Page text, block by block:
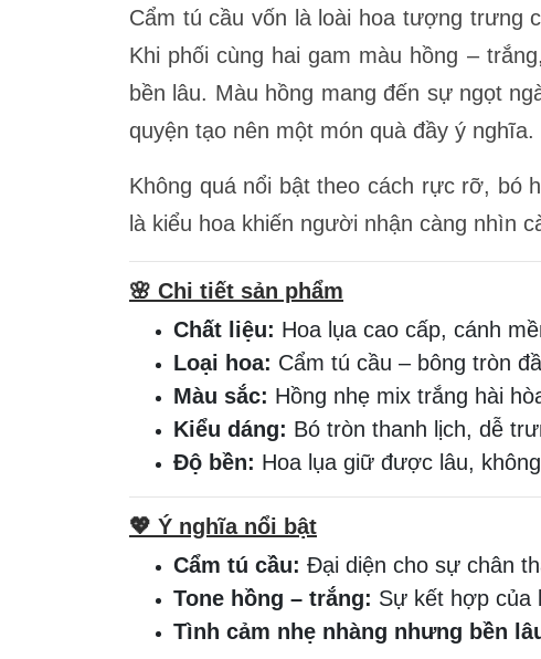
Cẩm tú cầu vốn là loài hoa tượng trưng
Khi phối cùng hai gam màu hồng –
bền lâu. Màu hồng mang đến sự ngọt
quyện tạo nên một món quà đầy ý nghĩa.
Không quá nổi bật theo cách rực rỡ, bó
là kiểu hoa khiến người nhận càng nhìn
🌸 Chi tiết sản phẩm
Chất liệu: Hoa lụa cao cấp, cánh
Loại hoa: Cẩm tú cầu – bông tròn
Màu sắc: Hồng nhẹ mix trắng hài
Kiểu dáng: Bó tròn thanh lịch, dễ
Độ bền: Hoa lụa giữ được lâu,
💖 Ý nghĩa nổi bật
Cẩm tú cầu: Đại diện cho sự chân
Tone hồng – trắng: Sự kết hợp của
Tình cảm nhẹ nhàng nhưng bền